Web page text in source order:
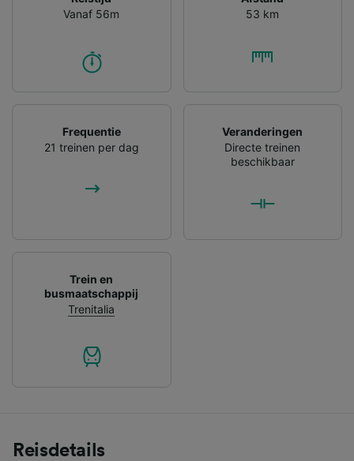
Vanaf 56m
53 km
Frequentie
21 treinen per dag
Veranderingen
Directe treinen
beschikbaar
Trein en
busmaatschappij
Trenitalia
Reisdetails